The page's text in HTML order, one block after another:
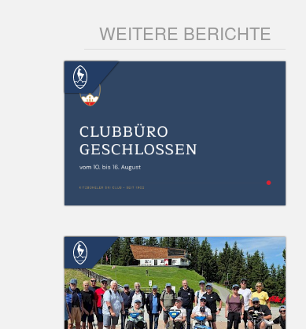
WEITERE BERICHTE